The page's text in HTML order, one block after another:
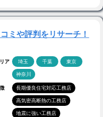
ミや評判をリサーチ！
ア 埼玉 千葉 東京
神奈川
長期優良住宅対応工務店
高気密高断熱の工務店
地震に強い工務店